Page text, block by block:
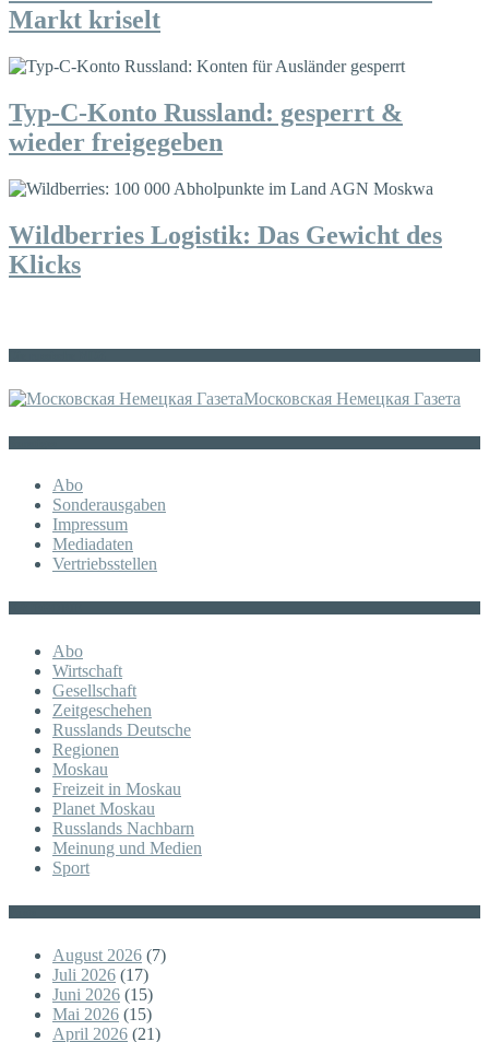
Markt kriselt
Typ-C-Konto Russland: gesperrt &
wieder freigegeben
Wildberries Logistik: Das Gewicht des
Klicks
Московская Немецкая Газета
Abo
Sonderausgaben
Impressum
Mediadaten
Vertriebsstellen
Abo
Wirtschaft
Gesellschaft
Zeitgeschehen
Russlands Deutsche
Regionen
Moskau
Freizeit in Moskau
Planet Moskau
Russlands Nachbarn
Meinung und Medien
Sport
August 2026 (7)
Juli 2026 (17)
Juni 2026 (15)
Mai 2026 (15)
April 2026 (21)